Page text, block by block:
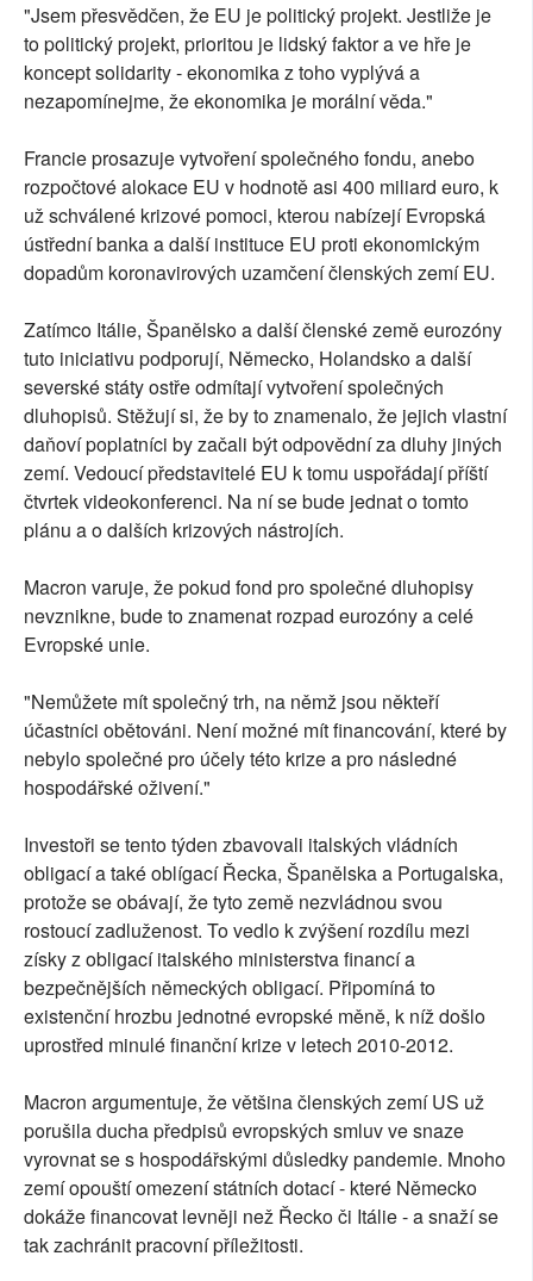
"Jsem přesvědčen, že EU je politický projekt. Jestliže je
to politický projekt, prioritou je lidský faktor a ve hře je
koncept solidarity - ekonomika z toho vyplývá a
nezapomínejme, že ekonomika je morální věda."
Francie prosazuje vytvoření společného fondu, anebo
rozpočtové alokace EU v hodnotě asi 400 miliard euro, k
už schválené krizové pomoci, kterou nabízejí Evropská
ústřední banka a další instituce EU proti ekonomickým
dopadům koronavirových uzamčení členských zemí EU.
Zatímco Itálie, Španělsko a další členské země eurozóny
tuto iniciativu podporují, Německo, Holandsko a další
severské státy ostře odmítají vytvoření společných
dluhopisů. Stěžují si, že by to znamenalo, že jejich vlastní
daňoví poplatníci by začali být odpovědní za dluhy jiných
zemí. Vedoucí představitelé EU k tomu uspořádají příští
čtvrtek videokonferenci. Na ní se bude jednat o tomto
plánu a o dalších krizových nástrojích.
Macron varuje, že pokud fond pro společné dluhopisy
nevznikne, bude to znamenat rozpad eurozóny a celé
Evropské unie.
"Nemůžete mít společný trh, na němž jsou někteří
účastníci obětováni. Není možné mít financování, které by
nebylo společné pro účely této krize a pro následné
hospodářské oživení."
Investoři se tento týden zbavovali italských vládních
obligací a také oblígací Řecka, Španělska a Portugalska,
protože se obávají, že tyto země nezvládnou svou
rostoucí zadluženost. To vedlo k zvýšení rozdílu mezi
získy z obligací italského ministerstva financí a
bezpečnějších německých obligací. Připomíná to
existenční hrozbu jednotné evropské měně, k níž došlo
uprostřed minulé finanční krize v letech 2010-2012.
Macron argumentuje, že většina členských zemí US už
porušila ducha předpisů evropských smluv ve snaze
vyrovnat se s hospodářskými důsledky pandemie. Mnoho
zemí opouští omezení státních dotací - které Německo
dokáže financovat levněji než Řecko či Itálie - a snaží se
tak zachránit pracovní příležitosti.